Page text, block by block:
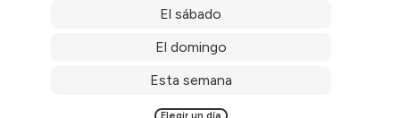
El sábado
El domingo
Esta semana